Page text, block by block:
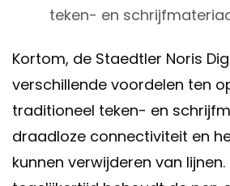
teken- en
Kortom, de Staedtler Noris
verschillende voordelen ten
traditioneel teken- en
draadloze connectiviteit en
kunnen verwijderen van lijnen.